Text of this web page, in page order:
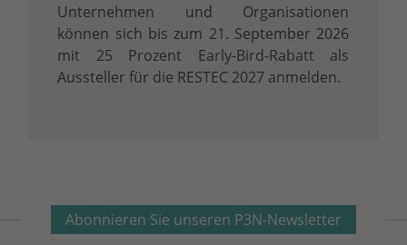
Unternehmen und Organisationen
können sich bis zum 21. September 2026
mit 25 Prozent Early-Bird-Rabatt als
Aussteller für die RESTEC 2027 anmelden.
Abonnieren Sie unseren P3N-Newsletter